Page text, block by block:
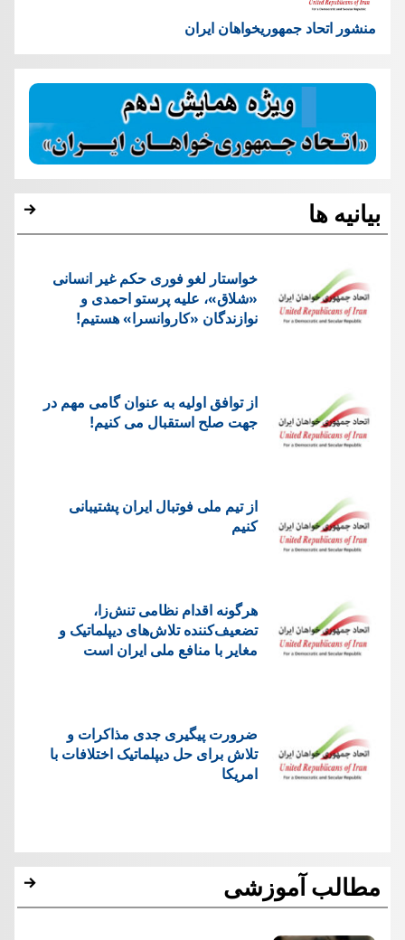
منشور اتحاد جمهوریخواهان ایران
بیانیه ها
خواستار لغو فوری حکم غیر انسانی
«شلاق»، علیه پرستو احمدی و
نوازندگان «کاروانسرا» هستیم!
از توافق اولیه به عنوان گامی مهم در
جهت صلح استقبال می کنیم!
از تیم ملی فوتبال ایران پشتیبانی
کنیم
هرگونه اقدام نظامی تنش‌زا،
تضعیف‌کننده تلاش‌های دیپلماتیک و
مغایر با منافع ملی ایران است
ضرورت پیگیری جدی مذاکرات و
تلاش برای حل دیپلماتیک اختلافات با
امریکا
مطالب آموزشی